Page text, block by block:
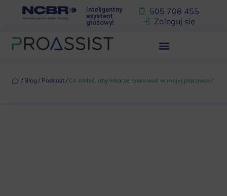
Inteligentny
asystent
głosowy!
505 708 455
Zaloguj się
‏‏‎ ‎/‏‏‎ ‎ Blog ‏‏‎ ‎/‏‏‎ ‎ Podcast ‏‏‎ ‎/‏‏‎ ‎ Co zrobić, aby lekarze pracowali w mojej placówce?